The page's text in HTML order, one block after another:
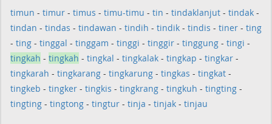
timun - timur - timus - timu-timu - tin - tindaklanjut - tindak -
tindan - tindas - tindawan - tindih - tindik - tindis - tiner - ting
- ting - tinggal - tinggam - tinggi - tinggir - tinggung - tingi -
tingkah - tingkah - tingkal - tingkalak - tingkap - tingkar -
tingkarah - tingkarang - tingkarung - tingkas - tingkat -
tingkeb - tingker - tingkis - tingkrang - tingkuh - tingting -
tingting - tingtong - tingtur - tinja - tinjak - tinjau